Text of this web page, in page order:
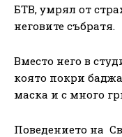
БТВ, умрял от
неговите събратя.
Вместо него в
която покри
маска и с много
Поведението на